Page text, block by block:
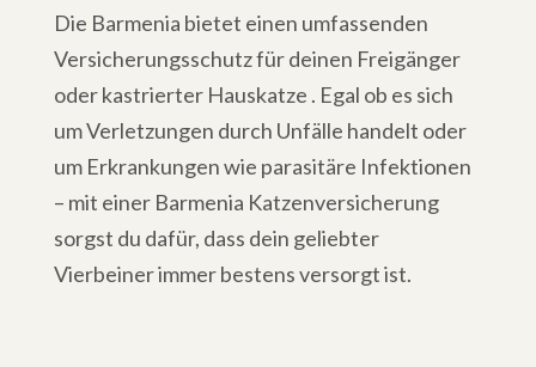
Die Barmenia bietet einen umfassenden
Versicherungsschutz für deinen Freigänger
oder kastrierter Hauskatze . Egal ob es sich
um Verletzungen durch Unfälle handelt oder
um Erkrankungen wie parasitäre Infektionen
– mit einer Barmenia Katzenversicherung
sorgst du dafür, dass dein geliebter
Vierbeiner immer bestens versorgt ist.